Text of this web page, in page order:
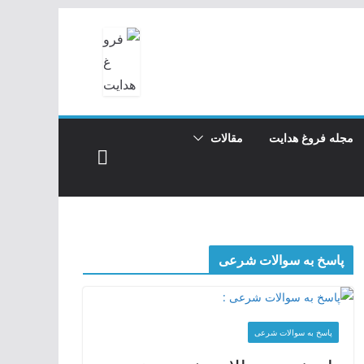
مجله فروغ هدایت مقالات
پاسخ به سوالات شرعی
پاسخ به سوالات شرعی